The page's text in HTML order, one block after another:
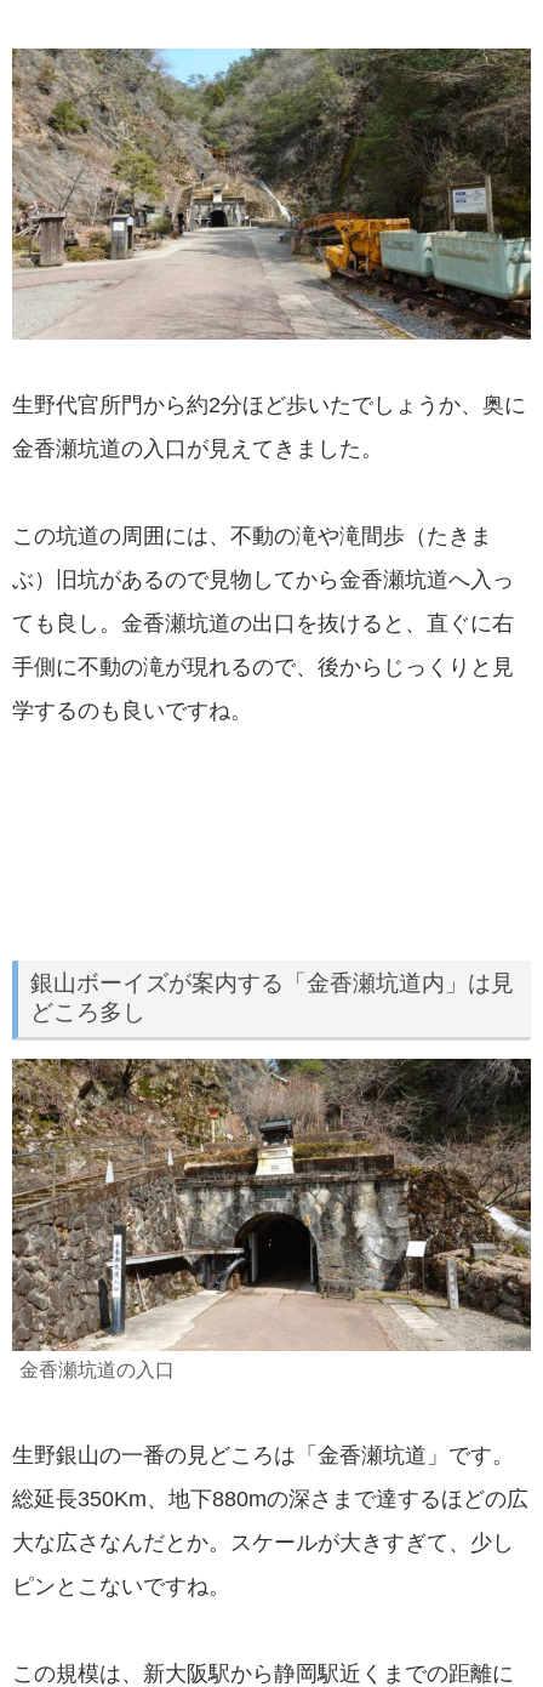
生野代官所門から約2分ほど歩いたでしょうか、奥に
金香瀬坑道の入口が見えてきました。
この坑道の周囲には、不動の滝や滝間歩（たきま
ぶ）旧坑があるので見物してから金香瀬坑道へ入っ
ても良し。金香瀬坑道の出口を抜けると、直ぐに右
手側に不動の滝が現れるので、後からじっくりと見
学するのも良いですね。
銀山ボーイズが案内する「金香瀬坑道内」は見
どころ多し
金香瀬坑道の入口
生野銀山の一番の見どころは「金香瀬坑道」です。
総延長350Km、地下880mの深さまで達するほどの広
大な広さなんだとか。スケールが大きすぎて、少し
ピンとこないですね。
この規模は、新大阪駅から静岡駅近くまでの距離に